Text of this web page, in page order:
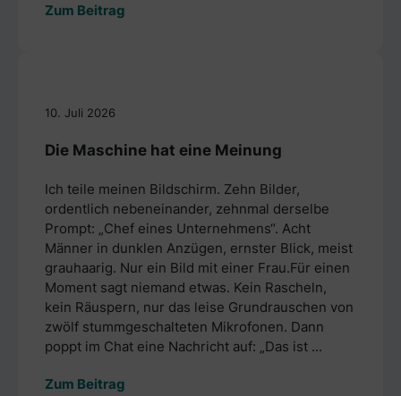
Zum Beitrag
10. Juli 2026
Die Maschine hat eine Meinung
Ich teile meinen Bildschirm. Zehn Bilder,
ordentlich nebeneinander, zehnmal derselbe
Prompt: „Chef eines Unternehmens“. Acht
Männer in dunklen Anzügen, ernster Blick, meist
grauhaarig. Nur ein Bild mit einer Frau.Für einen
Moment sagt niemand etwas. Kein Rascheln,
kein Räuspern, nur das leise Grundrauschen von
zwölf stummgeschalteten Mikrofonen. Dann
poppt im Chat eine Nachricht auf: „Das ist ...
Zum Beitrag